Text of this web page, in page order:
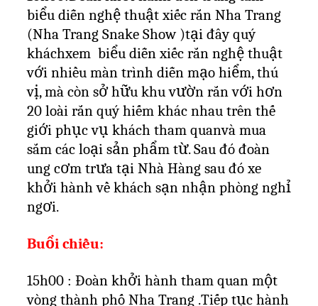
biểu diễn nghệ thuật xiếc rắn Nha Trang
(Nha Trang Snake Show )tại đây quý
kháchxem biểu diễn xiếc rắn nghệ thuật
với nhiều màn trình diễn mạo hiểm, thú
vị, mà còn sở hữu khu vườn rắn với hơn
20 loài rắn quý hiếm khác nhau trên thế
giới phục vụ khách tham quanvà mua
sắm các loại sản phẩm từ. Sau đó đoàn
ung cơm trưa tại Nhà Hàng sau đó xe
khởi hành về khách sạn nhận phòng nghỉ
ngơi.
Buổi chiều:
15h00 : Đoàn khởi hành tham quan một
vòng thành phố Nha Trang .Tiếp tục hành